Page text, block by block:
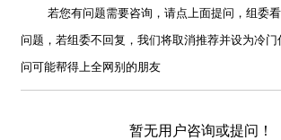
若您有问题需要咨询，请点上面提问，组委
问题，若组委不回复，我们将取消推荐并设为冷
问可能帮得上全网别的朋友
暂无用户咨询或提问！